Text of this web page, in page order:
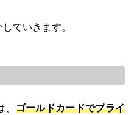
ていきます。
ゴールドカードでプライ